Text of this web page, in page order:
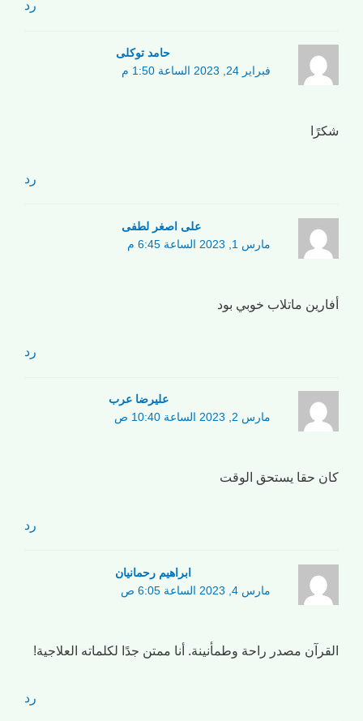
رد
حامد توکلی
فبراير 24, 2023 الساعة 1:50 م
شكرًا
رد
علی اصغر لطفی
مارس 1, 2023 الساعة 6:45 م
أفارين ماتلاب خوبي بود
رد
علیرضا عرب
مارس 2, 2023 الساعة 10:40 ص
كان حقا يستحق الوقت
رد
ابراهیم رحمانیان
مارس 4, 2023 الساعة 6:05 ص
القرآن مصدر راحة وطمأنينة. أنا ممتن جدًا لكلماته العلاجية!
رد